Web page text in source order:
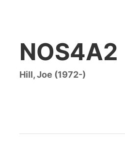
NOS4A2
Hill, Joe (1972-)